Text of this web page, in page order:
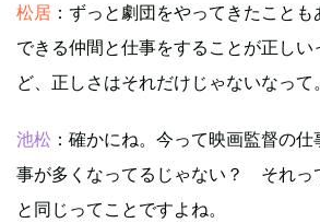
松居 ：ずっと劇団をやってきたこと
できる仲間と仕事をすることが正しい
ど、正しさはそれだけじゃないなって。
池松 ：確かにね。今って映画監督の
事が多くなってるじゃない？ それっ
と同じってことですよね。